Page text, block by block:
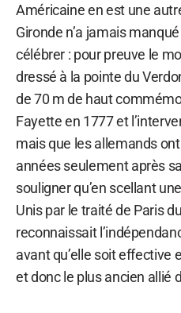
Américaine en est une
Gironde n’a jamais
célébrer : pour preuve le
dressé à la pointe du
de 70 m de haut
Fayette en 1777 et
mais que les allemands
années seulement après
souligner qu’en scellant
Unis par le traité de Paris
reconnaissait
avant qu’elle soit effective
et donc le plus ancien allié